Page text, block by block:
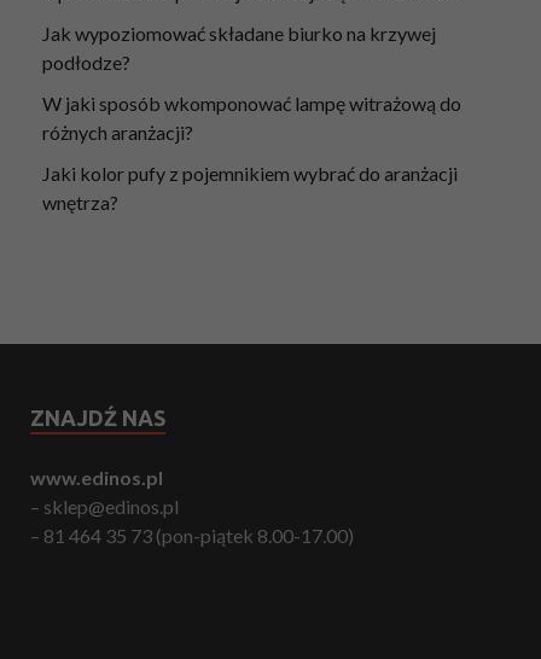
Jak wypoziomować składane biurko na krzywej
podłodze?
W jaki sposób wkomponować lampę witrażową do
różnych aranżacji?
Jaki kolor pufy z pojemnikiem wybrać do aranżacji
wnętrza?
ZNAJDŹ NAS
www.edinos.pl
– sklep@edinos.pl
– 81 464 35 73 (pon-piątek 8.00-17.00)